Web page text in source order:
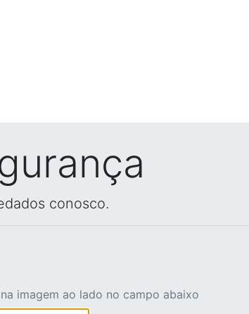
conosco.
imagem ao lado no campo abaixo